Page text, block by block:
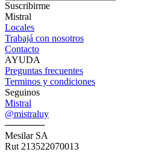
Suscribirme
Mistral
Locales
Trabajá con nosotros
Contacto
AYUDA
Preguntas frecuentes
Terminos y condiciones
Seguinos
Mistral
@mistraluy
──────
Mesilar SA
Rut 213522070013